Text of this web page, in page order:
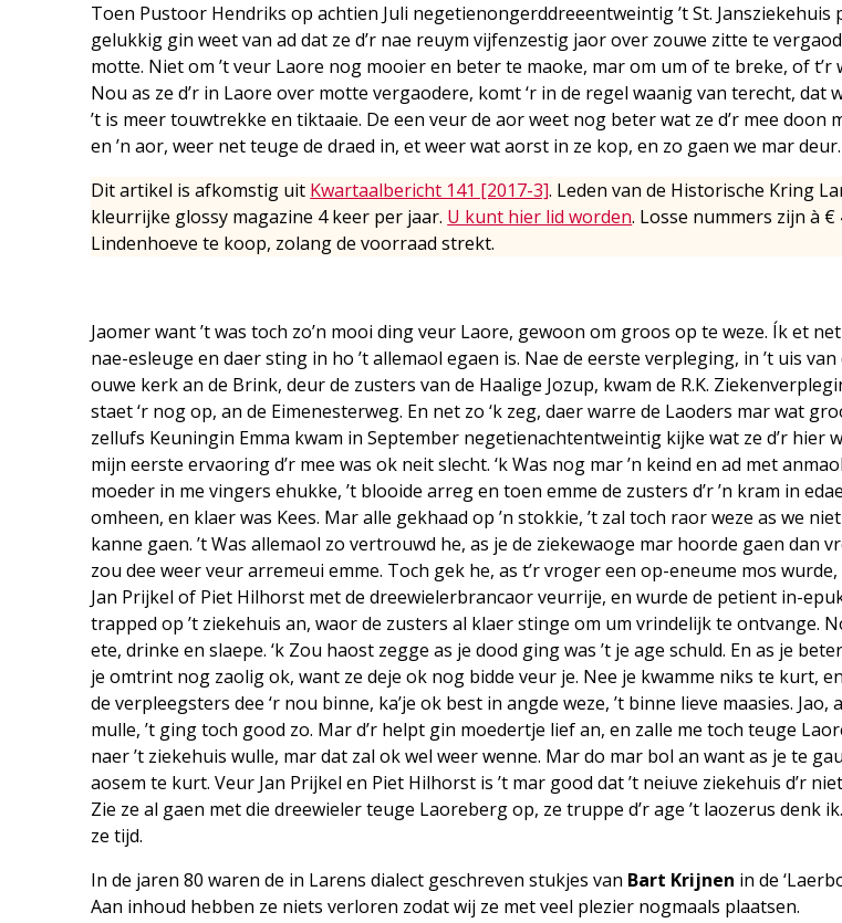
Toen Pustoor Hendriks op achtien Juli negetienongerddreeentweintig ’t St. Jansziekehuis
gelukkig gin weet van ad dat ze d’r nae reuym vijfenzestig jaor over zouwe zitte te
motte. Niet om ’t veur Laore nog mooier en beter te maoke, mar om um of te breke, of t’r
Nou as ze d’r in Laore over motte vergaodere, komt ‘r in de regel waanig van terecht, dat
’t is meer touwtrekke en tiktaaie. De een veur de aor weet nog beter wat ze d’r mee doon
en ’n aor, weer net teuge de draed in, et weer wat aorst in ze kop, en zo gaen we mar deur.
Dit artikel is afkomstig uit Kwartaalbericht 141 [2017-3]. Leden van de Historische Kring
kleurrijke glossy magazine 4 keer per jaar. U kunt hier lid worden. Losse nummers zijn à
Lindenhoeve te koop, zolang de voorraad strekt.
Jaomer want ’t was toch zo’n mooi ding veur Laore, gewoon om groos op te weze. Ík et
nae-esleuge en daer sting in ho ’t allemaol egaen is. Nae de eerste verpleging, in ’t uis
ouwe kerk an de Brink, deur de zusters van de Haalige Jozup, kwam de R.K.
staet ‘r nog op, an de Eimenesterweg. En net zo ‘k zeg, daer warre de Laoders mar wat
zellufs Keuningin Emma kwam in September negetienachten­tweintig kijke wat ze d’r hier
mijn eerste ervaoring d’r mee was ok neit slecht. ‘k Was nog mar ’n keind en ad met
moeder in me vingers ehukke, ’t blooide arreg en toen emme de zusters d’r ’n kram in
omheen, en klaer was Kees. Mar alle gekhaad op ’n stokkie, ’t zal toch raor weze as we
kanne gaen. ’t Was allemaol zo vertrouwd he, as je de ziekewaoge mar hoorde gaen dan
zou dee weer veur arremeui emme. Toch gek he, as t’r vroger een op-eneume mos
Jan Prijkel of Piet Hilhorst met de dreewielerbrancaor veurrije, en wurde de petient in-
trapped op ’t ziekehuis an, waor de zusters al klaer stinge om um vrindelijk te ontvange.
ete, drinke en slaepe. ‘k Zou haost zegge as je dood ging was ’t je age schuld. En as je
je omtrint nog zaolig ok, want ze deje ok nog bidde veur je. Nee je kwamme niks te kurt,
de verpleegsters dee ‘r nou binne, ka’je ok best in angde weze, ’t binne lieve maasies. Jao,
mulle, ’t ging toch good zo. Mar d’r helpt gin moedertje lief an, en zalle me toch teuge
naer ’t ziekehuis wulle, mar dat zal ok wel weer wenne. Mar do mar bol an want as je te
aosem te kurt. Veur Jan Prijkel en Piet Hilhorst is ’t mar good dat ’t neiuve ziekehuis d’r
Zie ze al gaen met die dreewieler teuge Laoreberg op, ze truppe d’r age ’t laozerus denk
ze tijd.
In de jaren 80 waren de in Larens dialect geschreven stukjes van Bart Krijnen in de
Aan inhoud hebben ze niets verloren zodat wij ze met veel plezier nogmaals plaatsen.